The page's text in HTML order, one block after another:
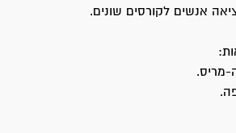
אנשים לקורסים שונים.
מריס.